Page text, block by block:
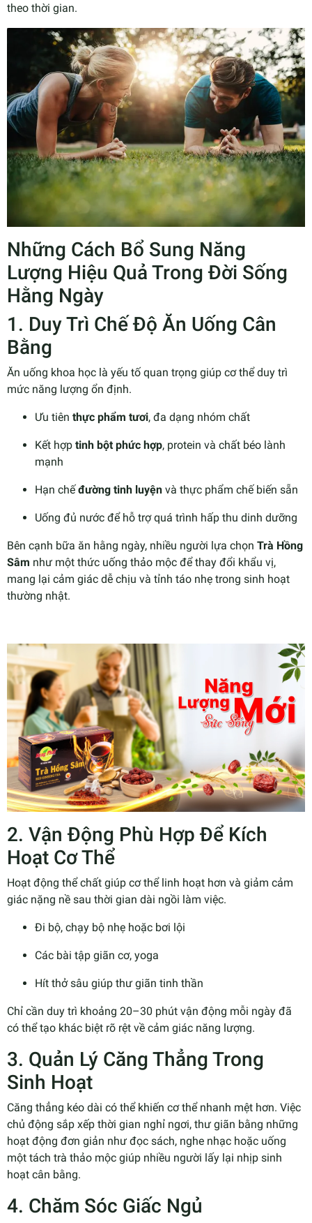
theo thời gian.
Những Cách Bổ Sung Năng
Lượng Hiệu Quả Trong Đời Sống
Hằng Ngày
1. Duy Trì Chế Độ Ăn Uống Cân
Bằng
Ăn uống khoa học là yếu tố quan trọng giúp cơ thể duy trì
mức năng lượng ổn định.
Ưu tiên thực phẩm tươi, đa dạng nhóm chất
Kết hợp tinh bột phức hợp, protein và chất béo lành
mạnh
Hạn chếđường tinh luyện và thực phẩm chế biến sẵn
Uống đủ nước để hỗ trợ quá trình hấp thu dinh dưỡng
Bên cạnh bữa ăn hằng ngày, nhiều người lựa chọn Trà Hồng
Sâm như một thức uống thảo mộc để thay đổi khẩu vị,
mang lại cảm giác dễ chịu và tỉnh táo nhẹ trong sinh hoạt
thường nhật.
2. Vận Động Phù Hợp Để Kích
Hoạt Cơ Thể
Hoạt động thể chất giúp cơ thể linh hoạt hơn và giảm cảm
giác nặng nề sau thời gian dài ngồi làm việc.
Đi bộ, chạy bộ nhẹ hoặc bơi lội
Các bài tập giãn cơ, yoga
Hít thở sâu giúp thư giãn tinh thần
Chỉ cần duy trì khoảng 20–30 phút vận động mỗi ngày đã
có thể tạo khác biệt rõ rệt về cảm giác năng lượng.
3. Quản Lý Căng Thẳng Trong
Sinh Hoạt
Căng thẳng kéo dài có thể khiến cơ thể nhanh mệt hơn. Việc
chủ động sắp xếp thời gian nghỉ ngơi, thư giãn bằng những
hoạt động đơn giản như đọc sách, nghe nhạc hoặc uống
một tách trà thảo mộc giúp nhiều người lấy lại nhịp sinh
hoạt cân bằng.
4. Chăm Sóc Giấc Ngủ